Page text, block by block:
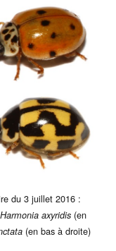
du 3 juillet 2016 :
Harmonia axyridis (en
(en bas à droite)